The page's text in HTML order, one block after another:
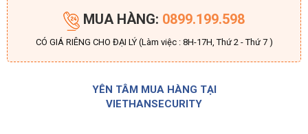
MUA HÀNG: 0899.199.598
CÓ GIÁ RIÊNG CHO ĐẠI LÝ (Làm việc : 8H-17H, Thứ 2 - Thứ 7 )
YÊN TÂM MUA HÀNG TẠI
VIETHANSECURITY